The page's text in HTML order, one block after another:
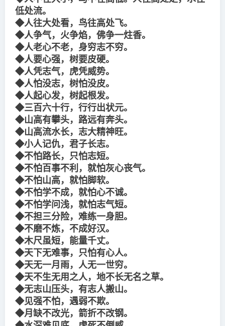
低处流。
◆人往大处看，鸟往高处飞。
◆人争气，火争焰，佛争一炷香。
◆人老心不老，身穷志不穷。
◆人要心强，树要皮硬。
◆人凭志气，虎凭威势。
◆人怕没志，树怕没皮。
◆人起心发，树起根发。
◆三百六十行，行行出状元。
◆山高有攀头，路远有奔头。
◆山高流水长，志大精神旺。
◆小人记仇，君子长志。
◆不怕路长，只怕志短。
◆不怕百事不利，就怕灰心丧气。
◆不怕山高，就怕脚软。
◆不怕学不成，就怕心不诚。
◆不怕学问浅，就怕志气短。
◆不担三分险，难练一身胆。
◆不磨不炼，不成好汉。
◆木尺虽短，能量千丈。
◆天下无难事，只怕有心人。
◆天无一月雨，人无一世穷。
◆天不生无用之人，地不长无名之草。
◆无志山压头，有志人搬山。
◆见强不怕，遇弱不欺。
◆月缺不改光，箭折不改钢。